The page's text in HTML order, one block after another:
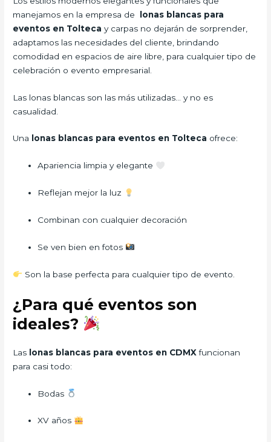
manejamos en la empresa de
lonas blancas para
eventos en Toltecay carpas no dejarán de sorprender,
adaptamos las necesidades del cliente, brindando
comodidad en espacios de aire libre, para cualquier tipo de
celebración o evento empresarial.
Las lonas blancas son las más utilizadas… y no es
casualidad.
Una lonas blancas para eventos en Tolteca ofrece:
Apariencia limpia y elegante
Reflejan mejor la luz
Combinan con cualquier decoración
Se ven bien en fotos
Son la base perfecta para cualquier tipo de evento.
¿Para qué eventos son
ideales?
Las lonas blancas para eventos en CDMXfuncionan
para casi todo:
Bodas
XV años